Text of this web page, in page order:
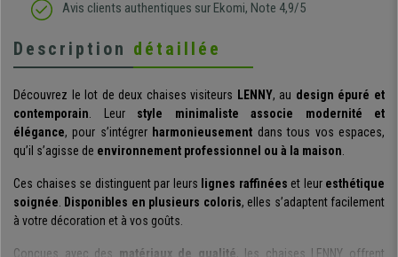
Avis clients authentiques sur Ekomi, Note 4,9/5
Description détaillée
Découvrez le lot de deux chaises visiteurs LENNY, au design épuré et
contemporain. Leur style minimaliste associe modernité et
élégance, pour s’intégrer harmonieusement dans tous vos espaces,
qu’il s’agisse de environnement professionnel ou à la maison.
Ces chaises se distinguent par leurs lignes raffinées et leur esthétique
soignée. Disponibles en plusieurs coloris, elles s’adaptent facilement
à votre décoration et à vos goûts.
Conçues avec des matériaux de qualité , les chaises LENNY offrent